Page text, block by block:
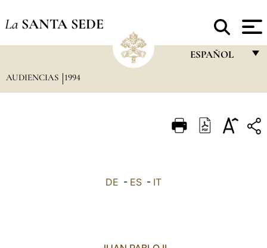
La SANTA SEDE
ESPAÑOL
ITALIANO
AUDIENCIAS 1994
DE - ES - IT